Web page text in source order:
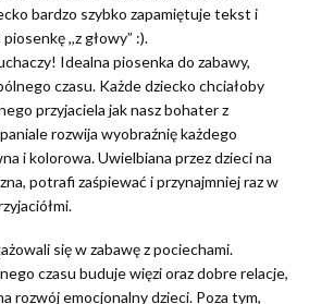
bardzo szybko zapamiętuje tekst i
,,z głowy” :).
Idealna piosenka do zabawy,
czasu. Każde dziecko chciałoby
przyjaciela jak nasz bohater z
rozwija wyobraźnię każdego
i kolorowa. Uwielbiana przez dzieci na
potrafi zaśpiewać i przynajmniej raz w
się w zabawę z pociechami.
czasu buduje więzi oraz dobre relacje,
rozwój emocjonalny dzieci. Poza tym,